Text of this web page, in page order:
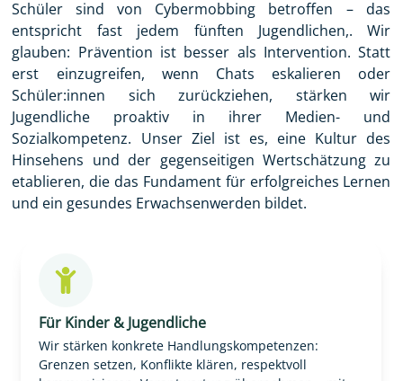
Schüler sind von Cybermobbing betroffen – das
entspricht fast jedem fünften Jugendlichen,. Wir
glauben: Prävention ist besser als Intervention. Statt
erst einzugreifen, wenn Chats eskalieren oder
Schüler:innen sich zurückziehen, stärken wir
Jugendliche proaktiv in ihrer Medien- und
Sozialkompetenz. Unser Ziel ist es, eine Kultur des
Hinsehens und der gegenseitigen Wertschätzung zu
etablieren, die das Fundament für erfolgreiches Lernen
und ein gesundes Erwachsenwerden bildet.
Für Kinder & Jugendliche
Wir stärken konkrete Handlungskompetenzen:
Grenzen setzen, Konflikte klären, respektvoll